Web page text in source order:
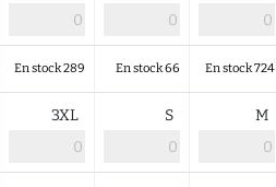
En stock 289 En stock 66 En stock 724
3XL S M